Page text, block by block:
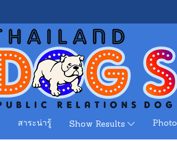
สาระน่ารู้ Show Results